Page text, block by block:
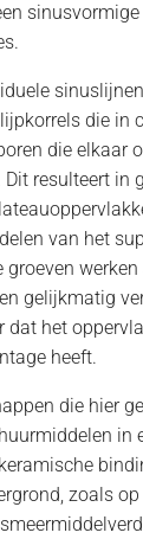
die in
die elkaar
Dit resulteert in
van het
groeven
gelijkmatig
dat het
heeft.
die hier
in
zoals